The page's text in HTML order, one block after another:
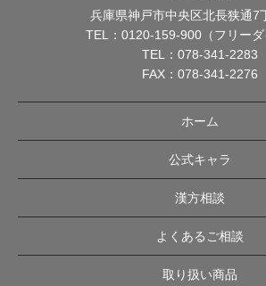
兵庫県神戸市中央区北長狭通7
TEL： 0120-159-900（フリーダ
TEL： 078-341-2283
FAX：078-341-2276
ホーム
公式キャラ
漢方相談
よくあるご相談
取り扱い商品